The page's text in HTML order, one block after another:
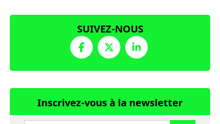
SUIVEZ-NOUS
Inscrivez-vous à la newsletter